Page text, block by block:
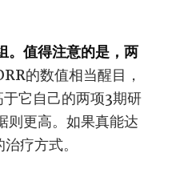
。值得注意的是，两
的数值相当醒目，
它自己的两项3期研
则更高。如果真能达
疗方式。